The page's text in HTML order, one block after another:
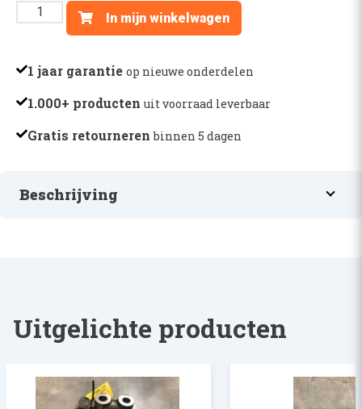
LAGERFLENS
RIJMOTOR
-
aantal
In mijn winkelwagen
1 jaar garantie op nieuwe onderdelen
1.000+ producten uit voorraad leverbaar
Gratis retournerenbinnen 5 dagen
Beschrijving
Uitgelichte producten